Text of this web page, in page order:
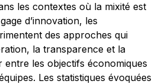
les contextes où la mixité est
d’innovation, les
des approches qui
la transparence et la
entre les objectifs économiques
Les statistiques évoquées